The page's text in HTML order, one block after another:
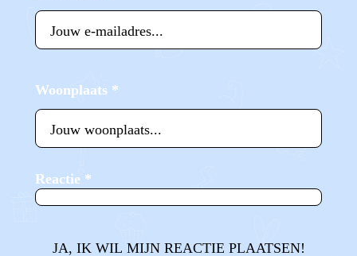
Woonplaats *
Reactie *
JA, IK WIL MIJN REACTIE PLAATSEN!